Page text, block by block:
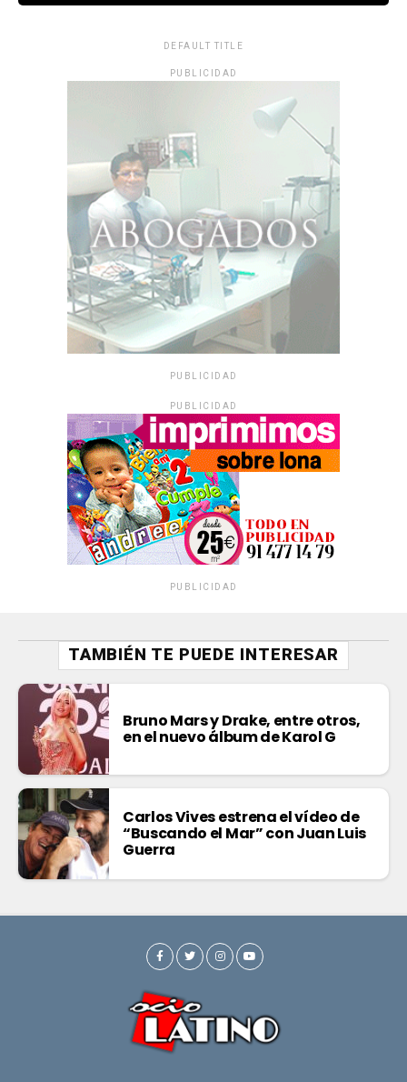
DEFAULT TITLE
PUBLICIDAD
PUBLICIDAD
PUBLICIDAD
PUBLICIDAD
TAMBIÉN TE PUEDE INTERESAR
Bruno Mars y Drake, entre otros,
en el nuevo álbum de Karol G
Carlos Vives estrena el vídeo de
“Buscando el Mar” con Juan Luis
Guerra